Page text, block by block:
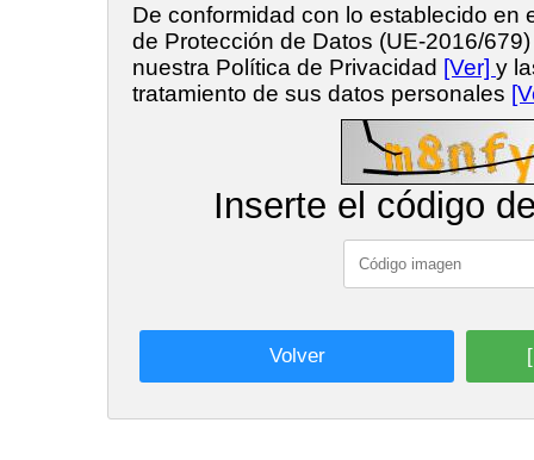
De conformidad con lo establecido en
de Protección de Datos (UE-2016/
nuestra Política de Privacidad [Ver] y
tratamiento de sus datos personales
Inserte el código
Volver